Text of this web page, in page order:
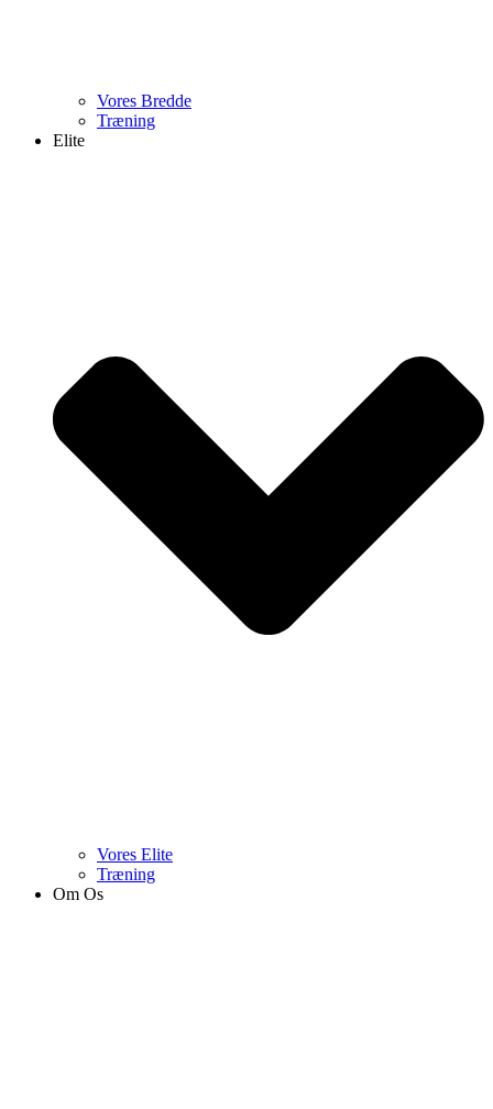
Vores Bredde
Træning
Elite
Vores Elite
Træning
Om Os